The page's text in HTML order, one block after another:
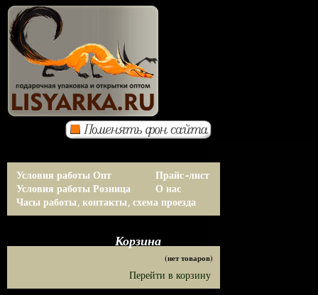
Условия работы Опт
Условия работы Розница
Прайс-лист
О нас
Часы работы, контакты, схема проезда
Корзина
(нет товаров)
Перейти в корзину